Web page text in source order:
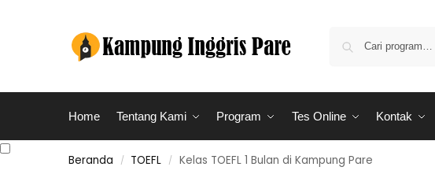
Home Tentang Kami Program Tes Online Kontak
Beranda / TOEFL / Kelas TOEFL 1 Bulan di Kampung Pare